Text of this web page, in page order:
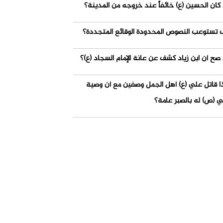
الحسين (ع) خائفاً عند خروجه من المدينة؟
تستوعب النصوص المحدودة الوقائع المتجددة؟
أن ابن زياد كشف عن عانة الإمام السجاد (ع)؟
قاتل علي (ع) أهل الجمل وصفين مع أن وصية
(ص) له بالصبر عامة؟